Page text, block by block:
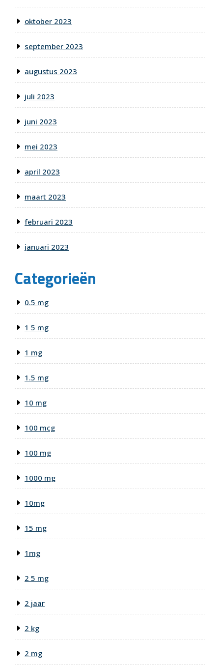
oktober 2023
september 2023
augustus 2023
juli 2023
juni 2023
mei 2023
april 2023
maart 2023
februari 2023
januari 2023
Categorieën
0.5 mg
1 5 mg
1 mg
1.5 mg
10 mg
100 mcg
100 mg
1000 mg
10mg
15 mg
1mg
2 5 mg
2 jaar
2 kg
2 mg